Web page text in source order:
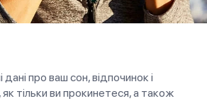
про ваш сон, відпочинок і
тільки ви прокинетеся, а також